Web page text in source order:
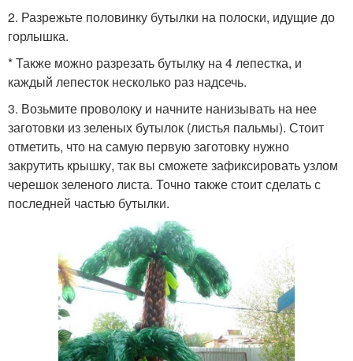
2. Разрежьте половинку бутылки на полоски, идущие до
горлышка.
* Также можно разрезать бутылку на 4 лепестка, и
каждый лепесток несколько раз надсечь.
3. Возьмите проволоку и начните нанизывать на нее
заготовки из зеленых бутылок (листья пальмы). Стоит
отметить, что на самую первую заготовку нужно
закрутить крышку, так вы сможете зафиксировать узлом
черешок зеленого листа. Точно также стоит сделать с
последней частью бутылки.